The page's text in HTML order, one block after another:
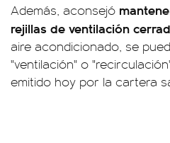
Además, aconsejó
rejillas de ventilación
aire acondicionado, se
"ventilación" o
emitido hoy por la cartera